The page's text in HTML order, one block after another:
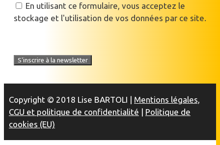
En utilisant ce formulaire, vous acceptez le
stockage et l'utilisation de vos données par ce site.
Copyright © 2018 Lise BARTOLI | Mentions légales,
CGU et politique de confidentialité | Politique de
cookies (EU)